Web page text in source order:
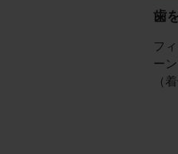
歯
フ
ー
（